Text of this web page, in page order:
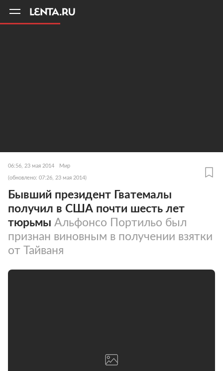
06:56, 23 мая 2014 Мир
(обновлено: 07:26, 23 мая 2014)
Бывший президент Гватемалы
получил в США почти шесть лет
тюрьмы Альфонсо Портильо был
признан виновным в получении взятки
от Тайваня